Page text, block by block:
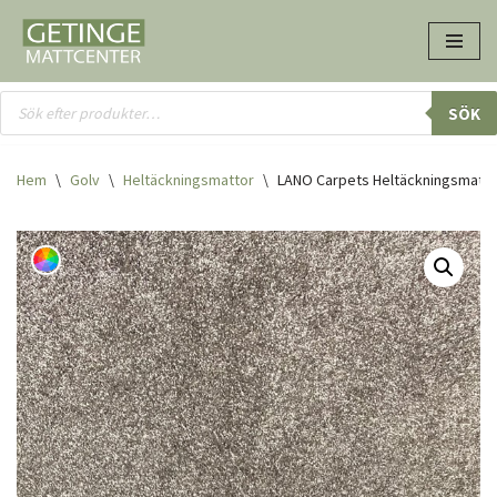
Hoppa
till
innehåll
SÖK
Hem \ Golv \ Heltäcknings­mattor \ LANO Carpets Heltäckningsmatta